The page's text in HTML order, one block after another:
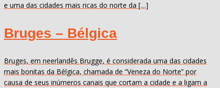
e uma das cidades mais ricas do norte da […]
Bruges – Bélgica
Bruges, em neerlandês Brugge, é considerada uma das cidades
mais bonitas da Bélgica, chamada de “Veneza do Norte” por
causa de seus inúmeros canais que cortam a cidade e a ligam a